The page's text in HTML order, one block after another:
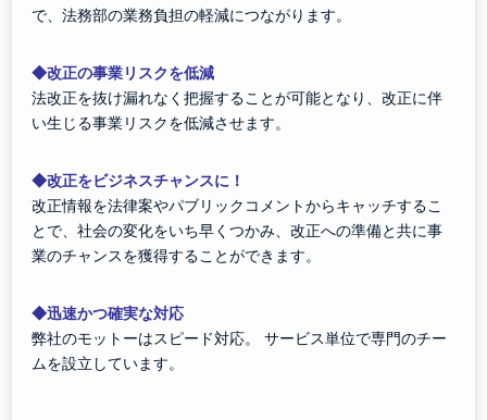
で、法務部の業務負担の軽減につながります。
◆改正の事業リスクを低減
法改正を抜け漏れなく把握することが可能となり、改正に伴
い生じる事業リスクを低減させます。
◆改正をビジネスチャンスに！
改正情報を法律案やパブリックコメントからキャッチするこ
とで、社会の変化をいち早くつかみ、改正への準備と共に事
業のチャンスを獲得することができます。
◆迅速かつ確実な対応
弊社のモットーはスピード対応。 サービス単位で専門のチー
ムを設立しています。